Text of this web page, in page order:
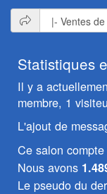
Sauter
vers
Statistiques
Il y a
membre, 1
L'ajout de
Ce salon compte
Nous avons
Le pseudo du